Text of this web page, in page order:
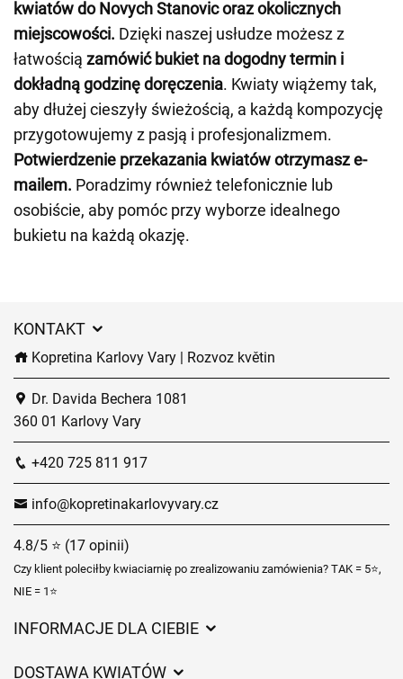
kwiatów do Novych Stanovic oraz okolicznych
miejscowości. Dzięki naszej usłudze możesz z
łatwością zamówić bukiet na dogodny termin i
dokładną godzinę doręczenia. Kwiaty wiążemy tak,
aby dłużej cieszyły świeżością, a każdą kompozycję
przygotowujemy z pasją i profesjonalizmem.
Potwierdzenie przekazania kwiatów otrzymasz e-
mailem. Poradzimy również telefonicznie lub
osobiście, aby pomóc przy wyborze idealnego
bukietu na każdą okazję.
KONTAKT
Kopretina Karlovy Vary | Rozvoz květin
Dr. Davida Bechera 1081
360 01 Karlovy Vary
+420 725 811 917
info@kopretinakarlovyvary.cz
4.8/5 ⭐ (17 opinii)
Czy klient poleciłby kwiaciarnię po zrealizowaniu zamówienia? TAK = 5⭐,
NIE = 1⭐
INFORMACJE DLA CIEBIE
DOSTAWA KWIATÓW